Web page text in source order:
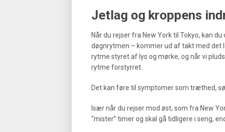
Jetlag og kroppens
Når du rejser fra New York til Tokyo, kan
døgnrytmen – kommer ud af takt med det
rytme styret af lys og mørke, og når vi
rytme forstyrret.
Det kan føre til symptomer som træthed,
Især når du rejser mod øst, som fra New
“mister” timer og skal gå tidligere i seng,